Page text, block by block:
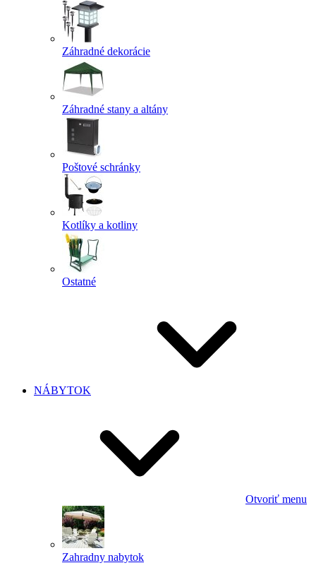
Záhradné dekorácie
Záhradné stany a altány
Poštové schránky
Kotlíky a kotliny
Ostatné
NÁBYTOK
Otvoriť menu
Zahradny nabytok